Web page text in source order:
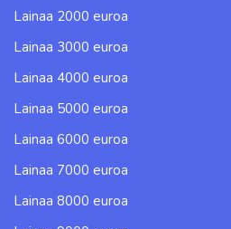
Lainaa 2000 euroa
Lainaa 3000 euroa
Lainaa 4000 euroa
Lainaa 5000 euroa
Lainaa 6000 euroa
Lainaa 7000 euroa
Lainaa 8000 euroa